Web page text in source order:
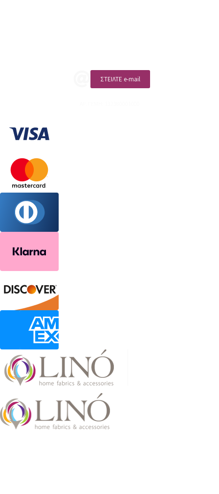
ΣΤΕΙΛΤΕ e-mail